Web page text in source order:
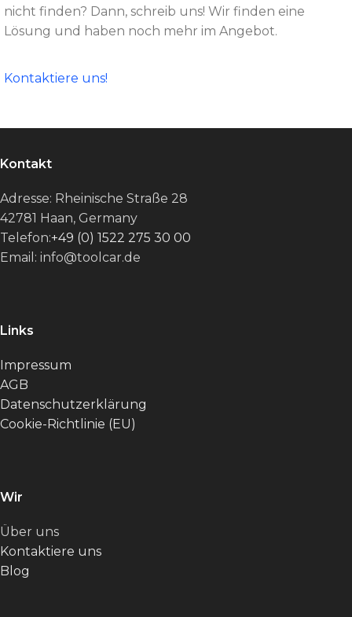
nicht finden? Dann, schreib uns! Wir finden eine
Lösung und haben noch mehr im Angebot.
Kontaktiere uns!
Kontakt
Adresse: Rheinische Straße 28
42781 Haan, Germany
Telefon:+49 (0) 1522 275 30 00
Email: info@toolcar.de
Links
Impressum
AGB
Datenschutzerklärung
Cookie-Richtlinie (EU)
Wir
Über uns
Kontaktiere uns
Blog